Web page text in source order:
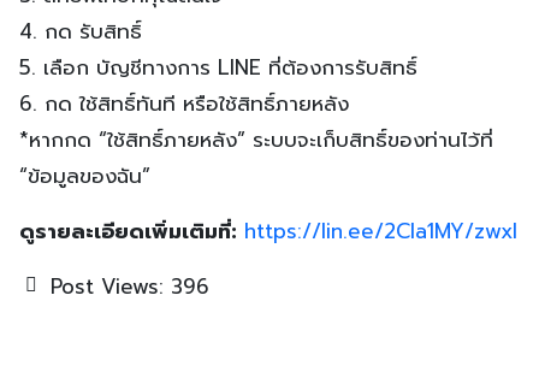
4. กด รับสิทธิ์
5. เลือก บัญชีทางการ LINE ที่ต้องการรับสิทธิ์
6. กด ใช้สิทธิ์ทันที หรือใช้สิทธิ์ภายหลัง
*หากกด “ใช้สิทธิ์ภายหลัง” ระบบจะเก็บสิทธิ์ของท่านไว้ที่
“ข้อมูลของฉัน”
ดูรายละเอียดเพิ่มเติมที่: https://lin.ee/2Cla1MY/zwxl
Post Views: 396